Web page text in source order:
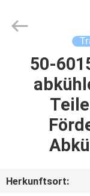
HAUSE
PRODUKTE
UNS
INDUSTRY
50-
Herkunftsort: